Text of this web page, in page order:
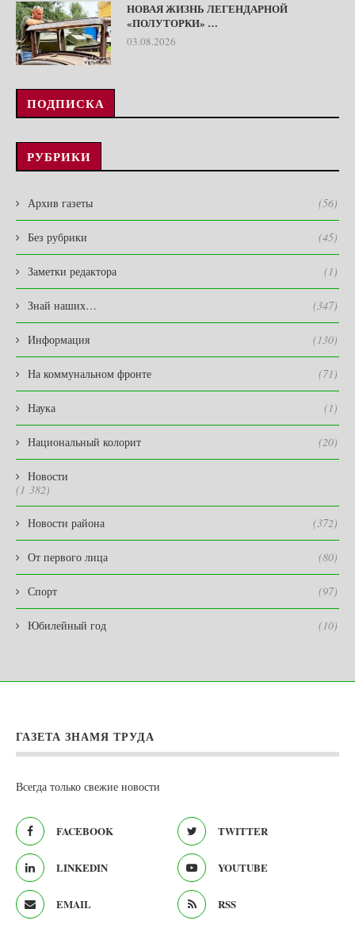
НОВАЯ ЖИЗНЬ ЛЕГЕНДАРНОЙ
«ПОЛУТОРКИ» …
03.08.2026
ПОДПИСКА
РУБРИКИ
Архив газеты (56)
Без рубрики (45)
Заметки редактора (1)
Знай наших… (347)
Информация (130)
На коммунальном фронте (71)
Наука (1)
Национальный колорит (20)
Новости
(1 382)
Новости района (372)
От первого лица (80)
Спорт (97)
Юбилейный год (10)
ГАЗЕТА ЗНАМЯ ТРУДА
Всегда только свежие новости
FACEBOOK TWITTER
LINKEDIN YOUTUBE
EMAIL RSS